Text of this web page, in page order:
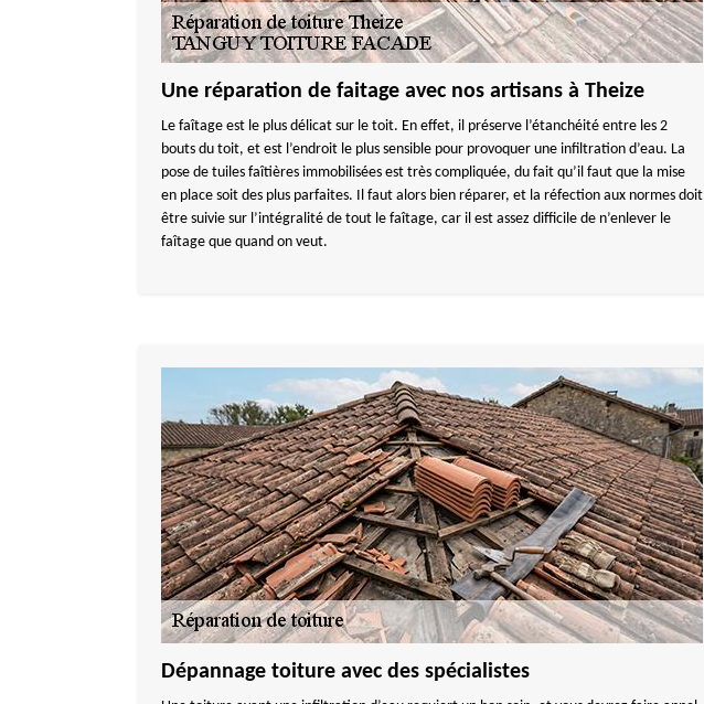
Une réparation de faitage avec nos artisans à Theize
Le faîtage est le plus délicat sur le toit. En effet, il préserve l’étanchéité entre les 2
bouts du toit, et est l’endroit le plus sensible pour provoquer une infiltration d’eau. La
pose de tuiles faîtières immobilisées est très compliquée, du fait qu’il faut que la mise
en place soit des plus parfaites. Il faut alors bien réparer, et la réfection aux normes doit
être suivie sur l’intégralité de tout le faîtage, car il est assez difficile de n’enlever le
faîtage que quand on veut.
Dépannage toiture avec des spécialistes